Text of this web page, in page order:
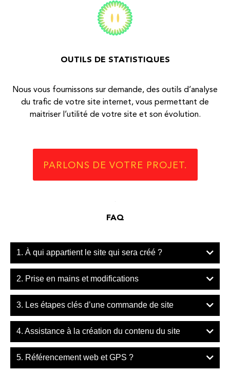
OUTILS DE STATISTIQUES
Nous vous fournissons sur demande, des outils d’analyse
du trafic de votre site internet, vous permettant de
maitriser l’utilité de votre site et son évolution.
PARLONS DE VOTRE PROJET.
FAQ
1. À qui appartient le site qui sera créé ?
2. Prise en mains et modifications
3. Les étapes clés d’une commande de site
4. Assistance à la création du contenu du site
5. Référencement web et GPS ?